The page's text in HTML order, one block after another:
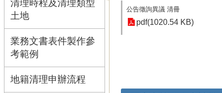
清理時程及清理類型
土地
業務文書表件製作參
考範例
地籍清理申辦流程
公告徵詢異議 清冊
pdf(1020.54 KB)